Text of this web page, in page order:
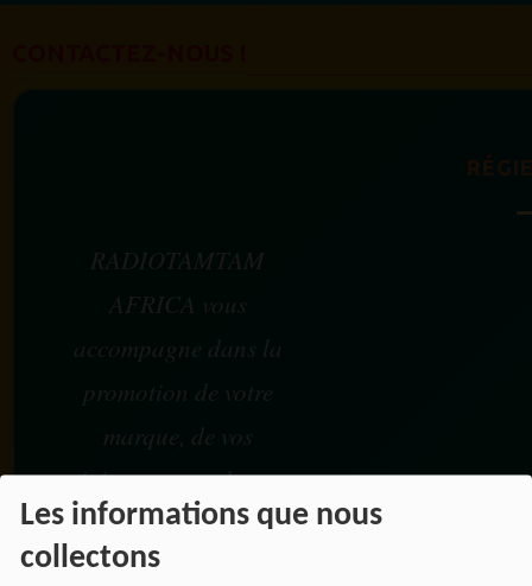
Les informations que nous
collectons
RADIOTAMTAM
AFRICA vous
accompagne dans la
promotion de votre
marque, de vos
événements et de vos
projets à travers une
communication